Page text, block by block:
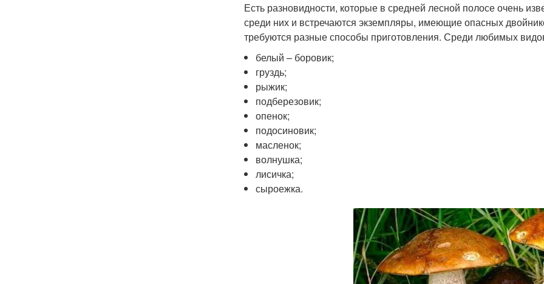
Есть разновидности, которые в средней лесной полосе очень
среди них и встречаются экземпляры, имеющие опасных
требуются разные способы приготовления. Среди любимых
белый – боровик;
груздь;
рыжик;
подберезовик;
опенок;
подосиновик;
масленок;
волнушка;
лисичка;
сыроежка.